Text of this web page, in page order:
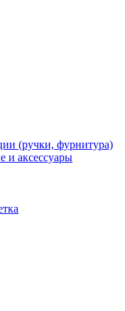
(ручки, фурнитура)
и аксессуары